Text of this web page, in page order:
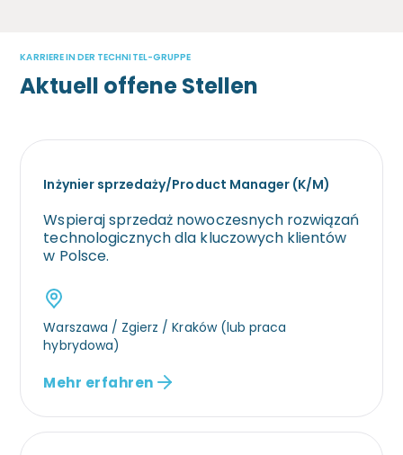
KARRIERE IN DER TECHNITEL-GRUPPE
Aktuell offene Stellen
Inżynier sprzedaży/Product Manager (K/M)
Wspieraj sprzedaż nowoczesnych rozwiązań
technologicznych dla kluczowych klientów
w Polsce.
Warszawa / Zgierz / Kraków (lub praca
hybrydowa)
Mehr erfahren